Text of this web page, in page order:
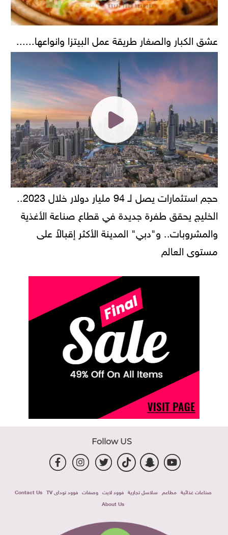
عشق الكبار والصغار طريقة عمل البيتزا وانواعها......
الخليج يحقق طفرة جديدة في قطاع صناعة الأغذية
والمشروبات.. و"دبي" المدينة الأكثر إقبالاً على
مستوى العالم
Follow US
صناعات غذائية مطاعم سلاسل تجارية فوود لايت وصفات فوود توداى TV
Contact Us
About Us